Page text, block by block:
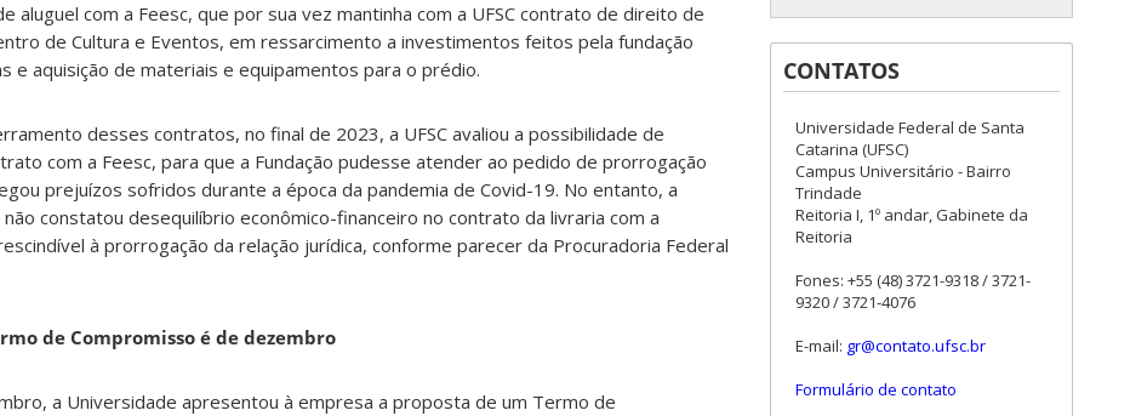
aluguel com a Feesc, que por sua vez mantinha com a UFSC contrato de direito de
de Cultura e Eventos, em ressarcimento a investimentos feitos pela fundação
e aquisição de materiais e equipamentos para o prédio.
desses contratos, no final de 2023, a UFSC avaliou a possibilidade de
com a Feesc, para que a Fundação pudesse atender ao pedido de prorrogação
prejuízos sofridos durante a época da pandemia de Covid-19. No entanto, a
não constatou desequilíbrio econômico-financeiro no contrato da livraria com a
à prorrogação da relação jurídica, conforme parecer da Procuradoria Federal
de Compromisso é de dezembro
a Universidade apresentou à empresa a proposta de um Termo de
CONTATOS
Universidade Federal de Santa
Catarina (UFSC)
Campus Universitário - Bairro
Trindade
Reitoria I, 1º andar, Gabinete da
Reitoria
Fones: +55 (48) 3721-9318 / 3721-
9320 / 3721-4076
E-mail: gr@contato.ufsc.br
Formulário de contato